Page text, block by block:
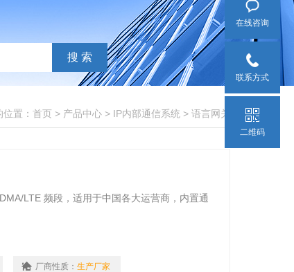
置： 首页 > 产品中心 > IP内部通信系统 > 语言网关
LTE 频段，适用于中国各大运营商，内置通
厂商性质：生产厂家
在线咨询
联系方式
二维码